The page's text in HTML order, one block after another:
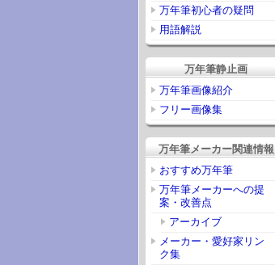
万年筆初心者の疑問
用語解説
万年筆静止画
万年筆画像紹介
フリー画像集
万年筆メーカー関連情報
おすすめ万年筆
万年筆メーカーへの提
案・改善点
アーカイブ
メーカー・愛好家リン
ク集